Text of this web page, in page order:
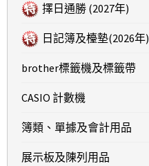
擇日通勝 (2027年)
日記簿及檯墊(2026年)
brother標籤機及標籤帶
CASIO 計數機
簿類、單據及會計用品
展示板及陳列用品